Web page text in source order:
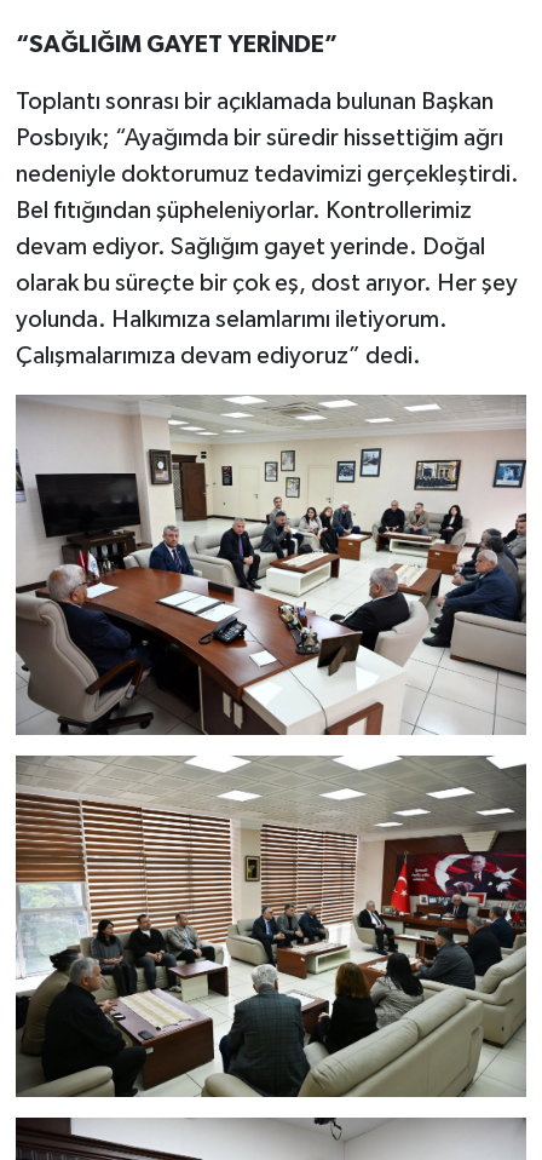
“SAĞLIĞIM GAYET YERİNDE”
Toplantı sonrası bir açıklamada bulunan Başkan
Posbıyık; “Ayağımda bir süredir hissettiğim ağrı
nedeniyle doktorumuz tedavimizi gerçekleştirdi.
Bel fıtığından şüpheleniyorlar. Kontrollerimiz
devam ediyor. Sağlığım gayet yerinde. Doğal
olarak bu süreçte bir çok eş, dost arıyor. Her şey
yolunda. Halkımıza selamlarımı iletiyorum.
Çalışmalarımıza devam ediyoruz” dedi.